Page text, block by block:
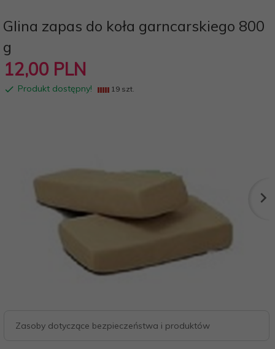
Glina zapas do koła garncarskiego 800
g
12,00 PLN
Produkt dostępny! 19 szt.
Zasoby dotyczące bezpieczeństwa i produktów